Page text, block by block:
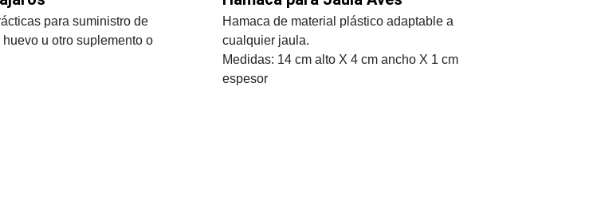
para suministro de
u otro suplemento o
Hamaca de material plástico adaptable a
cualquier jaula.
Medidas: 14 cm alto X 4 cm ancho X 1 cm
espesor